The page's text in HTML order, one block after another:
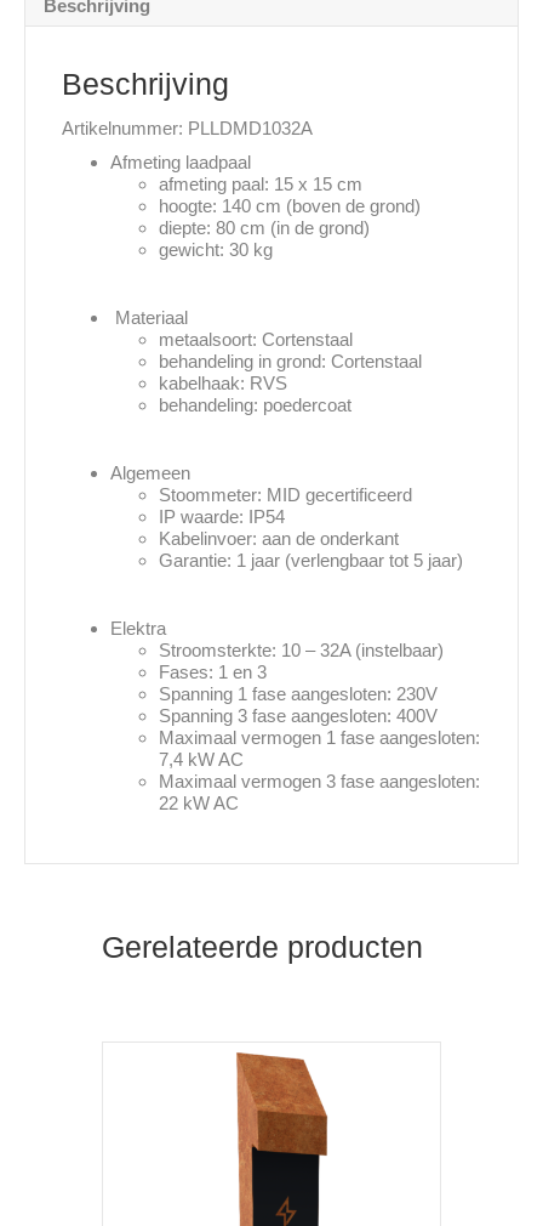
Beschrijving
Beschrijving
Artikelnummer: PLLDMD1032A
Afmeting laadpaal
afmeting paal: 15 x 15 cm
hoogte: 140 cm (boven de grond)
diepte: 80 cm (in de grond)
gewicht: 30 kg
Materiaal
metaalsoort: Cortenstaal
behandeling in grond: Cortenstaal
kabelhaak: RVS
behandeling: poedercoat
Algemeen
Stoommeter: MID gecertificeerd
IP waarde: IP54
Kabelinvoer: aan de onderkant
Garantie: 1 jaar (verlengbaar tot 5 jaar)
Elektra
Stroomsterkte: 10 – 32A (instelbaar)
Fases: 1 en 3
Spanning 1 fase aangesloten: 230V
Spanning 3 fase aangesloten: 400V
Maximaal vermogen 1 fase aangesloten:
7,4 kW AC
Maximaal vermogen 3 fase aangesloten:
22 kW AC
Gerelateerde producten